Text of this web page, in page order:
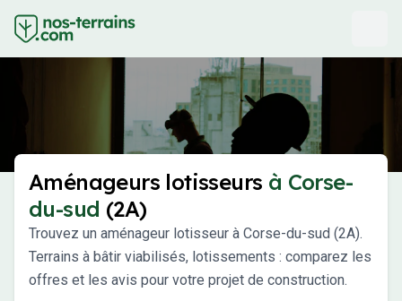
Aménageurs lotisseurs à Corse-
du-sud (2A)
Trouvez un aménageur lotisseur à Corse-du-sud (2A).
Terrains à bâtir viabilisés, lotissements : comparez les
offres et les avis pour votre projet de construction.